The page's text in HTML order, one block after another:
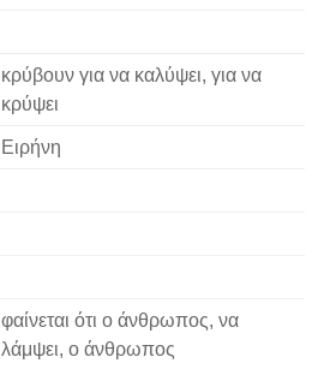
κρύβουν για να καλύψει, για να
κρύψει
Ειρήνη
φαίνεται ότι ο άνθρωπος, να
λάμψει, ο άνθρωπος